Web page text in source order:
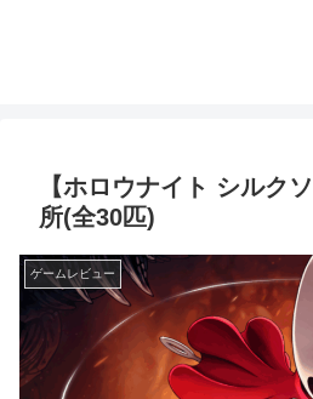
【ホロウナイト シルク
所(全30匹)
ゲームレビュー